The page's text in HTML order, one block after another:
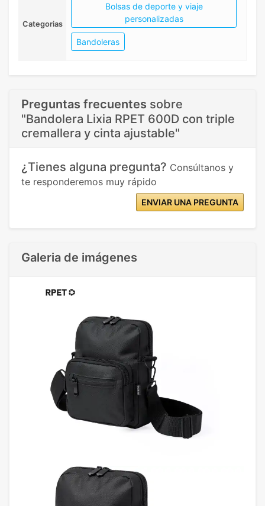
Categorias
Bolsas de deporte y viaje
personalizadas
Bandoleras
Preguntas frecuentes sobre
"Bandolera Lixia RPET 600D con triple
cremallera y cinta ajustable"
¿Tienes alguna pregunta? Consúltanos y
te responderemos muy rápido
ENVIAR UNA PREGUNTA
Galeria de imágenes